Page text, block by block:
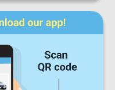
Progress
Wed Thu